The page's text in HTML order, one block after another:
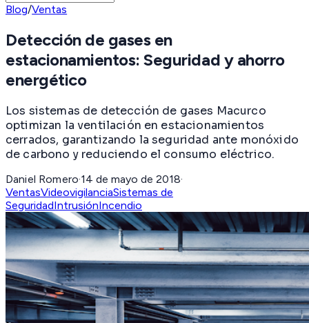
Blog/Ventas
Detección de gases en
estacionamientos: Seguridad y ahorro
energético
Los sistemas de detección de gases Macurco
optimizan la ventilación en estacionamientos
cerrados, garantizando la seguridad ante monóxido
de carbono y reduciendo el consumo eléctrico.
Daniel Romero·14 de mayo de 2018·
VentasVideovigilanciaSistemas de
SeguridadIntrusiónIncendio